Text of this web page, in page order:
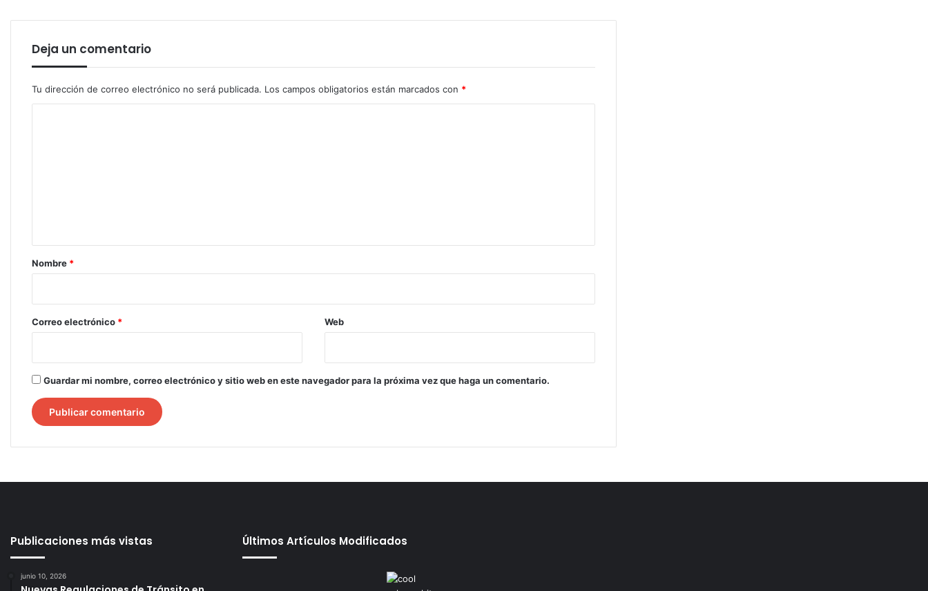
Deja un comentario
Tu dirección de correo electrónico no será publicada. Los campos obligatorios están marcados con *
r
*
Nombre *
Correo electrónico * Web
Guardar mi nombre, correo electrónico y sitio web en este navegador para la próxima vez que haga un comentario.
Publicaciones más vistas
junio 10, 2026
Últimos Artículos Modificados